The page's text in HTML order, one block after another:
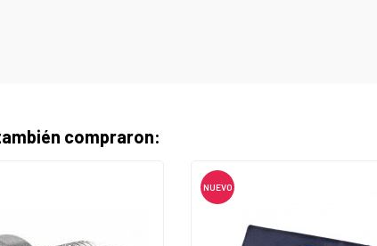
compraron:
NUEVO